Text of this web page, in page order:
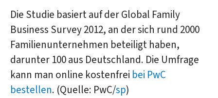
Die Studie basiert auf der Global Family
Business Survey 2012, an der sich rund 2000
Familienunternehmen beteiligt haben,
darunter 100 aus Deutschland. Die Umfrage
kann man online kostenfrei bei PwC
bestellen. (Quelle: PwC/sp)